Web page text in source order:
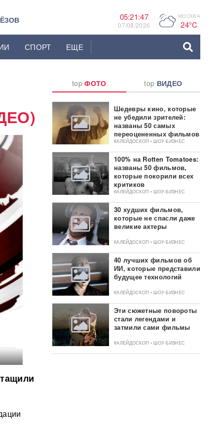
05:21:48
07/08/2026 P МОСКВА
24°C
СПОРТ ЕЩЕ
topФОТО top ВИДЕО
Шедевры кино, которые
не убедили зрителей:
названы 50 самых
переоцененных фильмов
КАЛЕЙДОСКОП • ШОУ-БИЗНЕС
100% на Rotten Tomatoes:
названы 50 фильмов,
которые покорили всех
критиков
КАЛЕЙДОСКОП • ШОУ-БИЗНЕС
30 худших фильмов,
которые не спасли даже
великие актеры
КАЛЕЙДОСКОП • ШОУ-БИЗНЕС
40 лучших фильмов об
ИИ, которые представили
будущее технологий
КАЛЕЙДОСКОП • ШОУ-БИЗНЕС
Эти сюжетные повороты
стали легендами и
затмили сами фильмы
КАЛЕЙДОСКОП • ШОУ-БИЗНЕС